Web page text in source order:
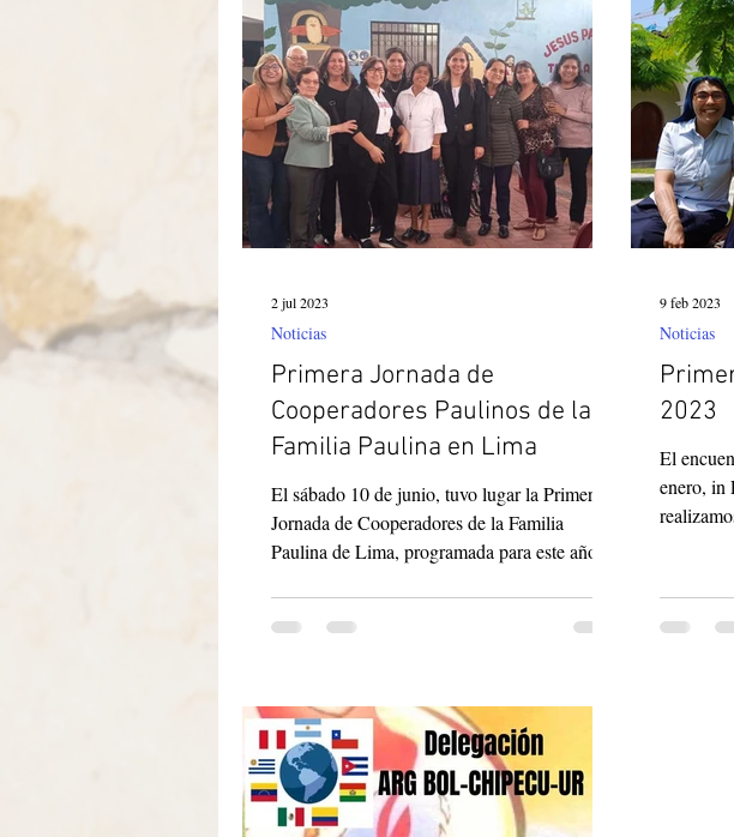
Primera Jornada de
Cooperadores Paulinos de la
Familia Paulina en Lima
El sábado 10 de junio, tuvo lugar la Primera
Jornada de Cooperadores de la Familia
Paulina de Lima, programada para este año.
Noticias
2 jul 2023
2023
El
enero, in
Noticias
9 feb 2023